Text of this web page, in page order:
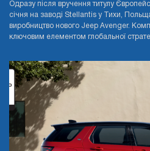
Одразу після вручення титулу
січня на заводі Stellantis у Тихи,
виробництво нового Jeep Avenger.
ключовим елементом глобальної